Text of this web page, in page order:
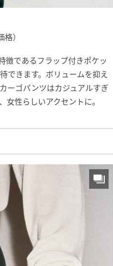
）
徴であるフラップ付きポケッ
できます。ボリュームを抑え
ーゴパンツはカジュアルすぎ
性らしいアクセントに。